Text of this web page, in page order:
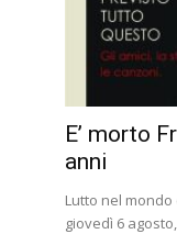
E’ morto
anni
Lutto nel
giovedì 6